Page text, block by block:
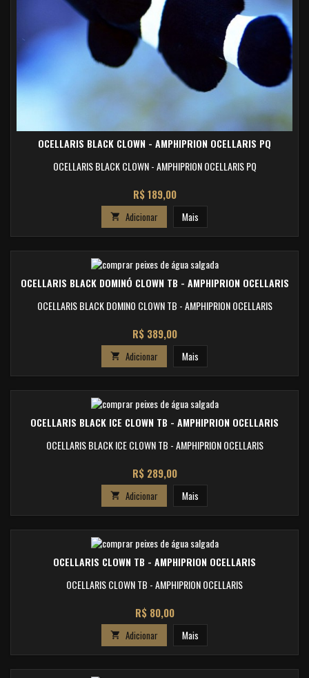
OCELLARIS BLACK CLOWN - AMPHIPRION OCELLARIS PQ
OCELLARIS BLACK CLOWN - AMPHIPRION OCELLARIS PQ
Preço
R$ 189,00
 Adicionar Mais
OCELLARIS BLACK DOMINÓ CLOWN TB - AMPHIPRION OCELLARIS
OCELLARIS BLACK DOMINO CLOWN TB - AMPHIPRION OCELLARIS
Preço
R$ 389,00
 Adicionar Mais
OCELLARIS BLACK ICE CLOWN TB - AMPHIPRION OCELLARIS
OCELLARIS BLACK ICE CLOWN TB - AMPHIPRION OCELLARIS
Preço
R$ 289,00
 Adicionar Mais
OCELLARIS CLOWN TB - AMPHIPRION OCELLARIS
OCELLARIS CLOWN TB - AMPHIPRION OCELLARIS
Preço
R$ 80,00
 Adicionar Mais